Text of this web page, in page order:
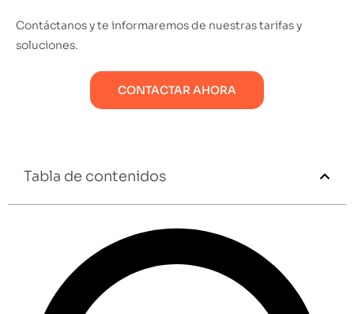
Contáctanos y te informaremos de nuestras tarifas y
soluciones.
CONTACTAR AHORA
Tabla de contenidos